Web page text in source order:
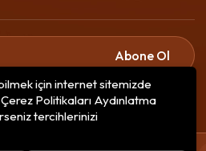
Abone Ol
ve elektronik posta almayı kabul
ediyorum.
için internet sitemizde
Politikaları Aydınlatma
tercihlerinizi